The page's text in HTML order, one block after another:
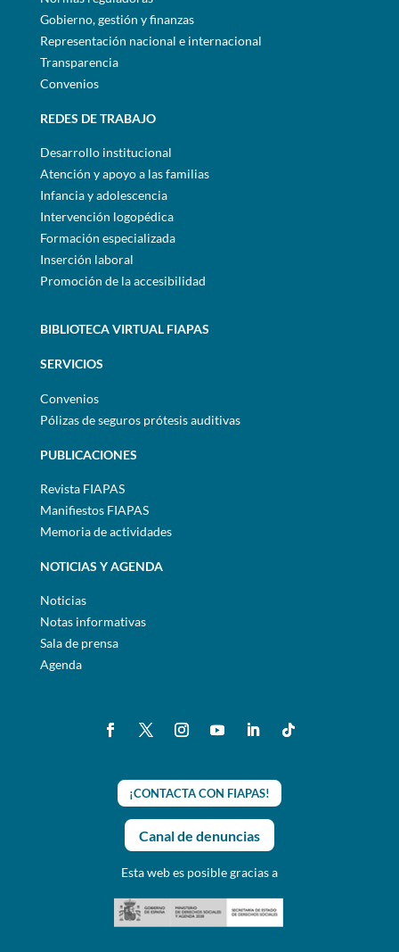
Gobierno, gestión y finanzas
Representación nacional e internacional
Transparencia
Convenios
REDES DE TRABAJO
Desarrollo institucional
Atención y apoyo a las familias
Infancia y adolescencia
Intervención logopédica
Formación especializada
Inserción laboral
Promoción de la accesibilidad
BIBLIOTECA VIRTUAL FIAPAS
SERVICIOS
Convenios
Pólizas de seguros prótesis auditivas
PUBLICACIONES
Revista FIAPAS
Manifiestos FIAPAS
Memoria de actividades
NOTICIAS Y AGENDA
Noticias
Notas informativas
Sala de prensa
Agenda
¡CONTACTA CON FIAPAS!
Canal de denuncias
Esta web es posible gracias a